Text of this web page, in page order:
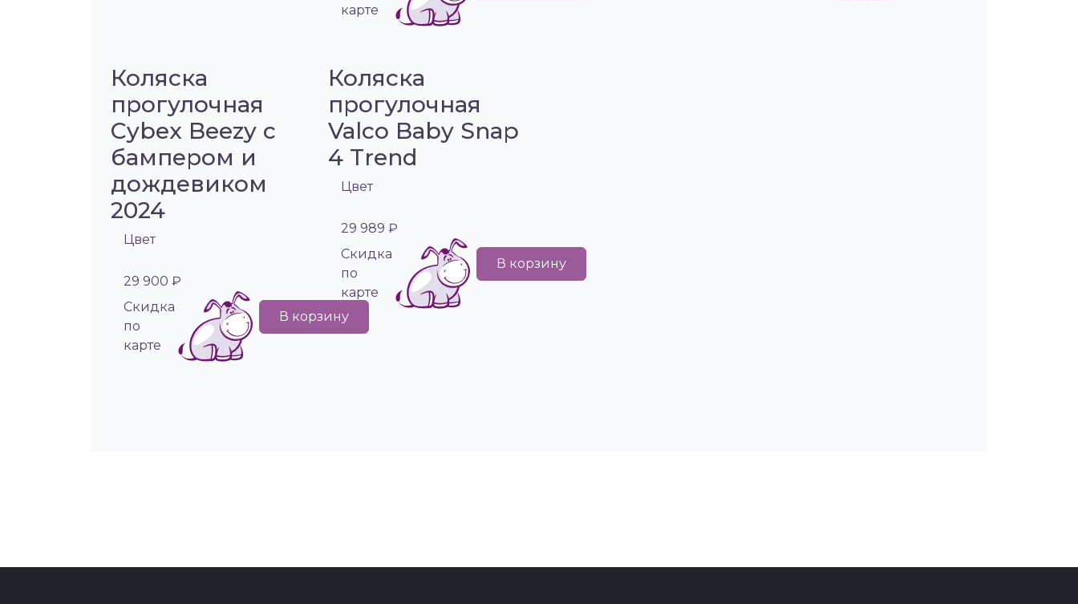
карте
Коляска
прогулочная
Cybex Beezy с
бампером и
дождевиком
2024
Цвет
29 900 ₽
Cкидка
по
карте
В корзину
Коляска
прогулочная
Valco Baby Snap
4 Trend
Цвет
29 989 ₽
Cкидка
по
карте
В корзину